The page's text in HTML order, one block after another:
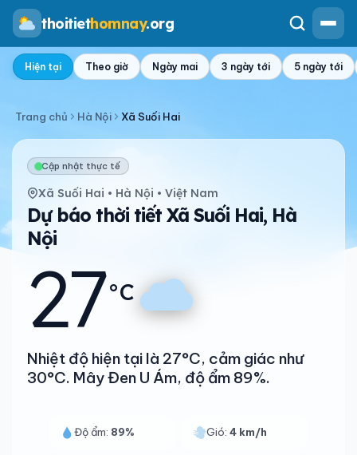
thoitiethomnay.org
Hiện tại Theo giờ Ngày mai 3 ngày tới 5 ngày tới
Trang chủ Hà Nội Xã Suối Hai
Cập nhật thực tế
Xã Suối Hai • Hà Nội • Việt Nam
Dự báo thời tiết Xã Suối Hai, Hà
Nội
27°C
Nhiệt độ hiện tại là 27°C, cảm giác như
30°C. Mây Đen U Ám, độ ẩm 89%.
Độ ẩm: 89% Gió:4 km/h